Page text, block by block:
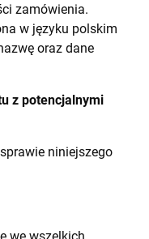
zamówienia.
w języku polskim
oraz dane
z potencjalnymi
niniejszego
we wszelkich